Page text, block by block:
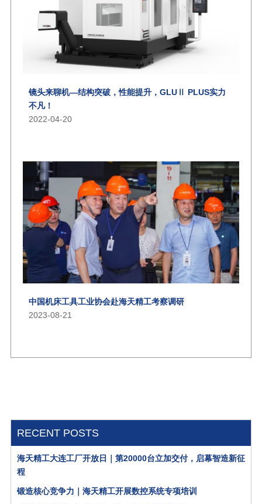
镜头来聊机—结构突破，性能提升，GLUⅡ PLUS实力
不凡！
2022-04-20
中国机床工具工业协会赴海天精工考察调研
2023-08-21
RECENT POSTS
海天精工大连工厂开放日｜第20000台立加交付，启幕智造新征
程
锻造核心竞争力｜海天精工开展数控系统专项培训